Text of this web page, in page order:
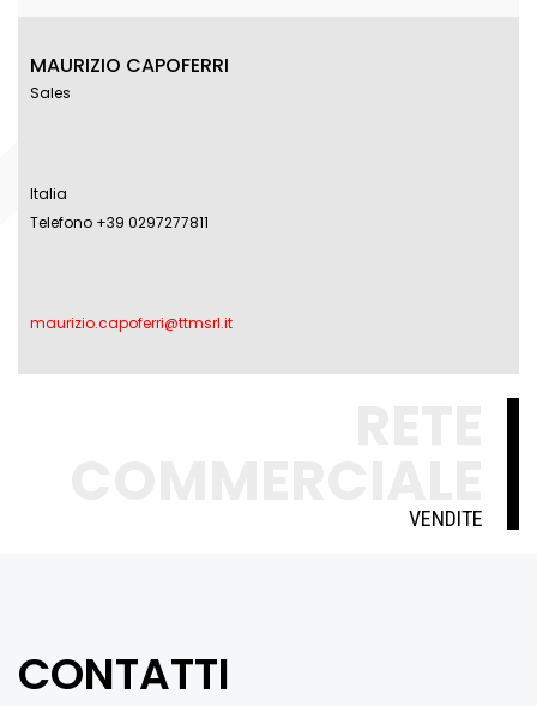
MAURIZIO CAPOFERRI
Sales
Italia
Telefono +39 0297277811
maurizio.capoferri@ttmsrl.it
VENDITE
CONTATTI